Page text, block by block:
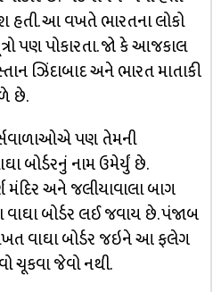
હતી. આ વખતે ભારતના લોકો
પણ પોકારતા. જો કે આજકાલ
ઝિંદાબાદ અને ભારત માતાકી
છે.
પણ તેમની
બોર્ડરનું નામ ઉમેર્યું છે.
અને જલીયાવાલા બાગ
બોર્ડર લઈ જવાય છે. પંજાબ
વાઘા બોર્ડર જઇને આ ફલેગ
ચૂકવા જેવો નથી.